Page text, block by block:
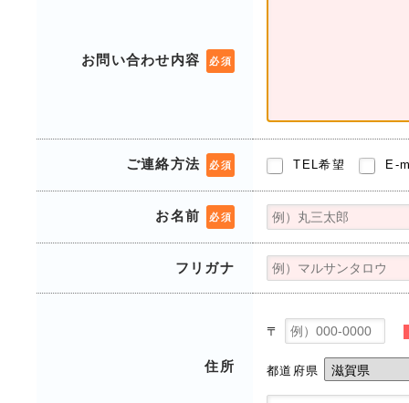
お問い合わせ内容 必須
ご連絡方法 必須 TEL希望 E-
お名前 必須
フリガナ
住所
〒
都道府県